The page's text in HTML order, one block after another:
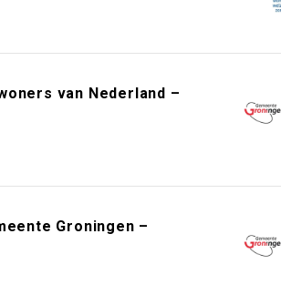
van Nederland –
Groningen –